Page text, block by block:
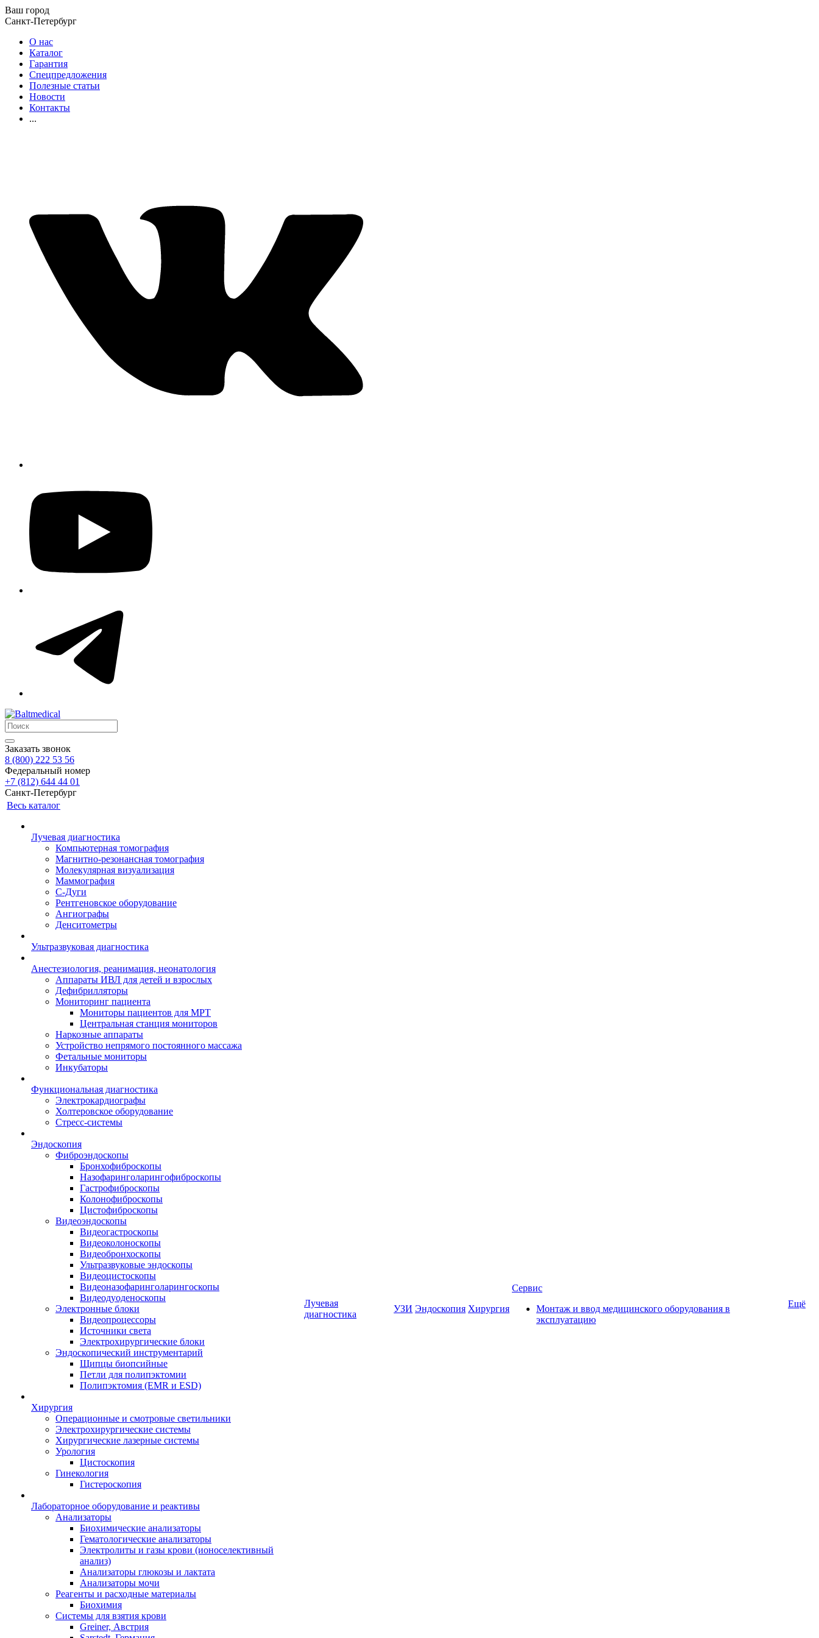
Ваш город
Санкт-Петербург
О нас
Каталог
Гарантия
Спецпредложения
Полезные статьи
Новости
Контакты
...
Заказать звонок
8 (800) 222 53 56
Федеральный номер
+7 (812) 644 44 01
Санкт-Петербург
Весь каталог
Лучевая диагностика
Компьютерная томография
Магнитно-резонансная томография
Молекулярная визуализация
Маммография
С-Дуги
Рентгеновское оборудование
Ангиографы
Денситометры
Ультразвуковая диагностика
Анестезиология, реанимация, неонатология
Аппараты ИВЛ для детей и взрослых
Дефибрилляторы
Мониторинг пациента
Мониторы пациентов для МРТ
Центральная станция мониторов
Наркозные аппараты
Устройство непрямого постоянного массажа
Фетальные мониторы
Инкубаторы
Функциональная диагностика
Электрокардиографы
Холтеровское оборудование
Стресс-системы
Эндоскопия
Фиброэндоскопы
Бронхофиброскопы
Назофаринголарингофиброскопы
Гастрофиброскопы
Колонофиброскопы
Цистофиброскопы
Видеоэндоскопы
Видеогастроскопы
Видеоколоноскопы
Видеобронхоскопы
Ультразвуковые эндоскопы
Видеоцистоскопы
Видеоназофаринголарингоскопы
Видеодуоденоскопы
Электронные блоки
Видеопроцессоры
Источники света
Электрохирургические блоки
Эндоскопический инструментарий
Щипцы биопсийные
Петли для полипэктомии
Полипэктомия (EMR и ESD)
Хирургия
Операционные и смотровые светильники
Электрохирургические системы
Хирургические лазерные системы
Урология
Цистоскопия
Гинекология
Гистероскопия
Лабораторное оборудование и реактивы
Анализаторы
Биохимические анализаторы
Гематологические анализаторы
Электролиты и газы крови (ионоселективный
анализ)
Анализаторы глюкозы и лактата
Анализаторы мочи
Реагенты и расходные материалы
Биохимия
Системы для взятия крови
Greiner, Австрия
Лучевая
диагностика
УЗИ Эндоскопия Хирургия
Сервис
Монтаж и ввод медицинского оборудования в
эксплуатацию
Ещё